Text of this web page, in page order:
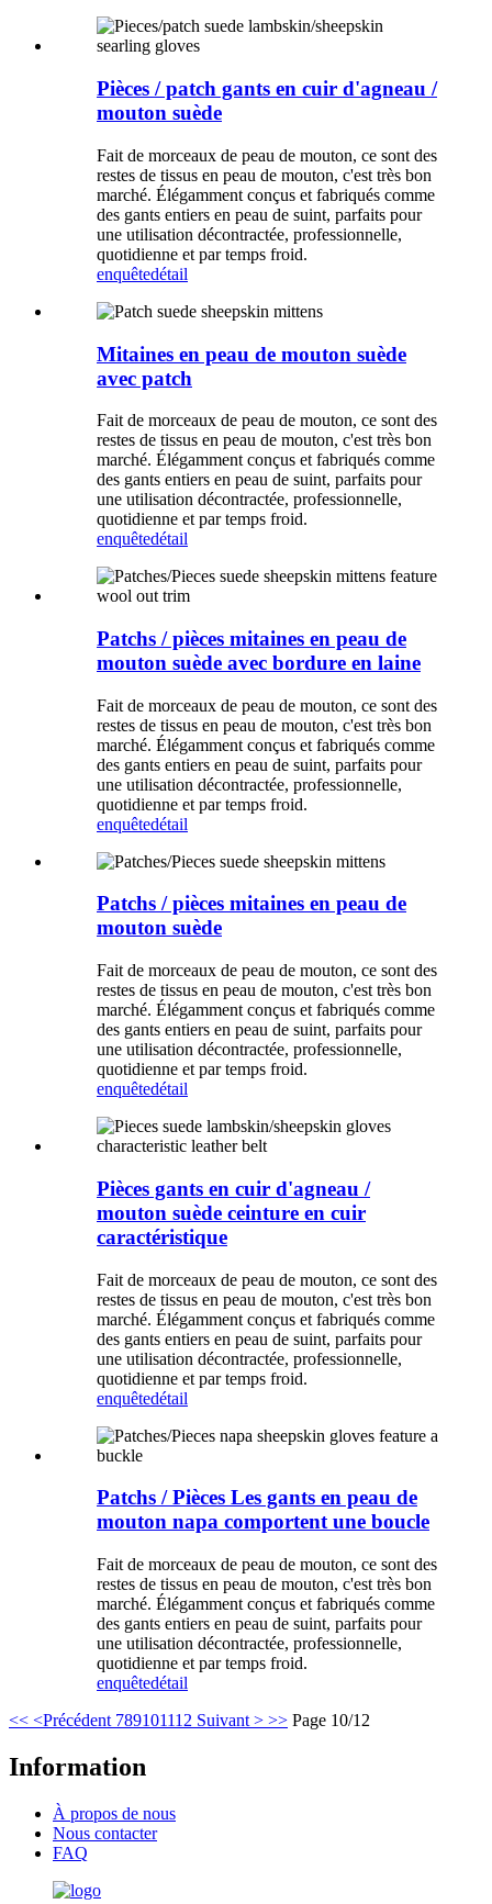
Pièces / patch gants en cuir d'agneau /
mouton suède
Fait de morceaux de peau de mouton, ce sont des
restes de tissus en peau de mouton, c'est très bon
marché. Élégamment conçus et fabriqués comme
des gants entiers en peau de suint, parfaits pour
une utilisation décontractée, professionnelle,
quotidienne et par temps froid.
enquêtedétail
Mitaines en peau de mouton suède
avec patch
Fait de morceaux de peau de mouton, ce sont des
restes de tissus en peau de mouton, c'est très bon
marché. Élégamment conçus et fabriqués comme
des gants entiers en peau de suint, parfaits pour
une utilisation décontractée, professionnelle,
quotidienne et par temps froid.
enquêtedétail
Patchs / pièces mitaines en peau de
mouton suède avec bordure en laine
Fait de morceaux de peau de mouton, ce sont des
restes de tissus en peau de mouton, c'est très bon
marché. Élégamment conçus et fabriqués comme
des gants entiers en peau de suint, parfaits pour
une utilisation décontractée, professionnelle,
quotidienne et par temps froid.
enquêtedétail
Patchs / pièces mitaines en peau de
mouton suède
Fait de morceaux de peau de mouton, ce sont des
restes de tissus en peau de mouton, c'est très bon
marché. Élégamment conçus et fabriqués comme
des gants entiers en peau de suint, parfaits pour
une utilisation décontractée, professionnelle,
quotidienne et par temps froid.
enquêtedétail
Pièces gants en cuir d'agneau /
mouton suède ceinture en cuir
caractéristique
Fait de morceaux de peau de mouton, ce sont des
restes de tissus en peau de mouton, c'est très bon
marché. Élégamment conçus et fabriqués comme
des gants entiers en peau de suint, parfaits pour
une utilisation décontractée, professionnelle,
quotidienne et par temps froid.
enquêtedétail
Patchs / Pièces Les gants en peau de
mouton napa comportent une boucle
Fait de morceaux de peau de mouton, ce sont des
restes de tissus en peau de mouton, c'est très bon
marché. Élégamment conçus et fabriqués comme
des gants entiers en peau de suint, parfaits pour
une utilisation décontractée, professionnelle,
quotidienne et par temps froid.
enquêtedétail
<< <Précédent 789101112 Suivant > >> Page 10/12
Information
À propos de nous
Nous contacter
FAQ